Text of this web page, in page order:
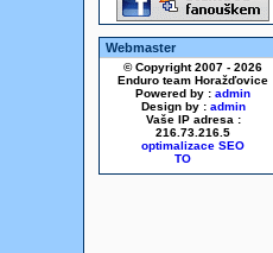
Webmaster
© Copyright 2007 - 2026
Enduro team Horažďovice
Powered by : admin
Design by : admin
Vaše IP adresa :
216.73.216.5
optimalizace SEO